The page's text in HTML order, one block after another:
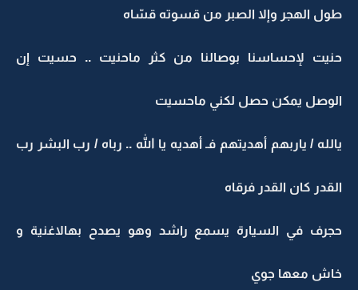
طول الهجر وإلا الصبر من قسوته قسّاه
حنيت لإحساسنا بوصالنا من كثر ماحنيت .. حسيت إن
الوصل يمكن حصل لكني ماحسيت
يالله / ياربهم أهديتهم فـ أهديه يا الله .. رباه / رب البشر رب
القدر كان القدر فرقاه
حجرف في السيارة يسمع راشد وهو يصدح بهالاغنية و
خاش معها جوي